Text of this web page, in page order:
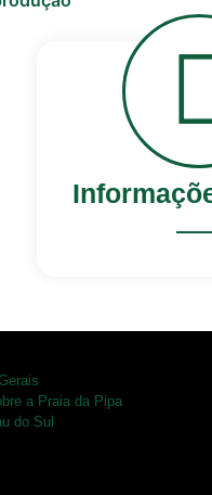
a Praia da Pipa
do Sul